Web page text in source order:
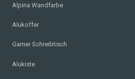
Alpina Wandfarbe
Alukoffer
Gamer Schreibtisch
Alukiste